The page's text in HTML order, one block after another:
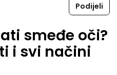
smeđe oči?
i svi načini
Podijeli